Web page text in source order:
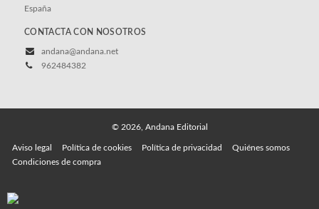
España
CONTACTA CON NOSOTROS
andana@andana.net
962484382
© 2026, Andana Editorial
Aviso legal Política de cookies Política de privacidad
Quiénes somos
Condiciones de compra